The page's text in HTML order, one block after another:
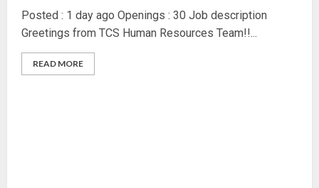
Posted : 1 day ago Openings : 30 Job description
Greetings from TCS Human Resources Team!!...
READ MORE